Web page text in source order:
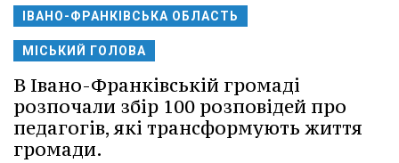
ІВАНО-ФРАНКІВСЬКА ОБЛАСТЬ
МІСЬКИЙ ГОЛОВА
В Івано-Франківській громаді
розпочали збір 100 розповідей про
педагогів, які трансформують життя
громади.